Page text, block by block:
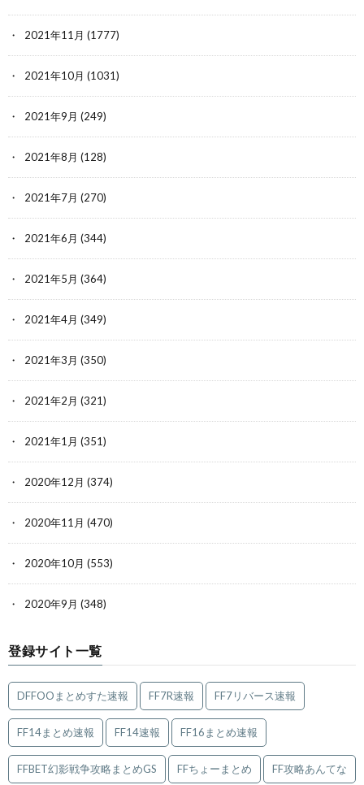
2021年11月 (1777)
2021年10月 (1031)
2021年9月 (249)
2021年8月 (128)
2021年7月 (270)
2021年6月 (344)
2021年5月 (364)
2021年4月 (349)
2021年3月 (350)
2021年2月 (321)
2021年1月 (351)
2020年12月 (374)
2020年11月 (470)
2020年10月 (553)
2020年9月 (348)
登録サイト一覧
DFFOOまとめすた速報 FF7R速報 FF7リバース速報
FF14まとめ速報 FF14速報 FF16まとめ速報
FFBET幻影戦争攻略まとめGS FFちょーまとめ FF攻略あんてな